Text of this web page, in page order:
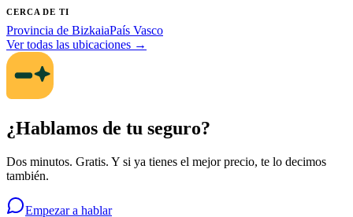
CERCA DE TI
Provincia de BizkaiaPaís Vasco
Ver todas las ubicaciones →
¿Hablamos de tu seguro?
Dos minutos. Gratis. Y si ya tienes el mejor precio, te lo decimos
también.
Empezar a hablar